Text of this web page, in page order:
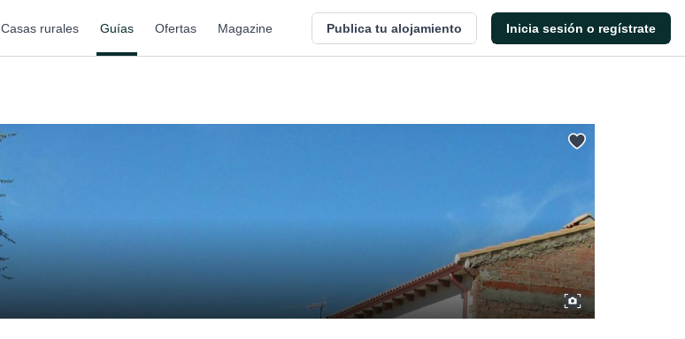
Casas rurales Guías Ofertas Magazine Publica tu alojamiento Inicia sesión o regístrate